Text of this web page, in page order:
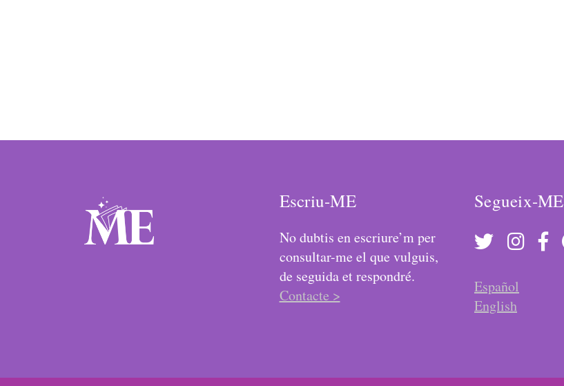
Escriu-ME
No dubtis en escriure’m per
consultar-me el que vulguis,
de seguida et respondré.
Contacte >
Segueix-ME
Español
English